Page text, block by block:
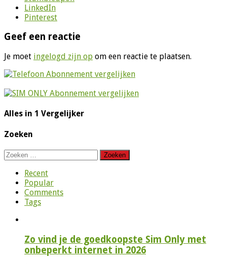
LinkedIn
Pinterest
Geef een reactie
Je moet ingelogd zijn op om een reactie te plaatsen.
Alles in 1 Vergelijker
Zoeken
Zoeken
naar:
Recent
Popular
Comments
Tags
Zo vind je de goedkoopste Sim Only met
onbeperkt internet in 2026